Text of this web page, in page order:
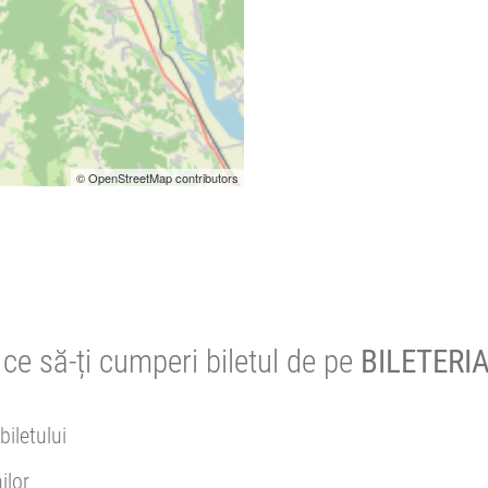
© OpenStreetMap contributors
să-ți cumperi biletul de pe